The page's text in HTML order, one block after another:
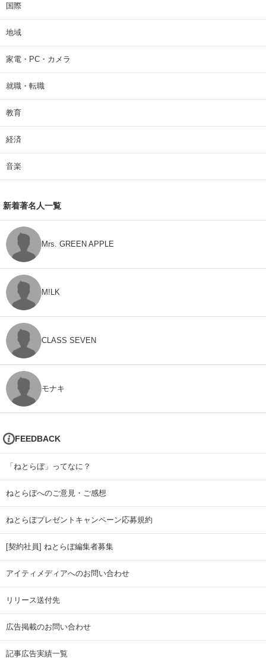
国際
地域
家電・PC・カメラ
就職・転職
教育
経済
音楽
新着著名人一覧
Mrs. GREEN APPLE
M!LK
CLASS SEVEN
モナキ
FEEDBACK
「ねとらぼ」ってなに？
ねとらぼへのご意見・ご感想
ねとらぼプレゼントキャンペーン応募規約
[契約社員] ねとらぼ編集者募集
アイティメディアへのお問い合わせ
リリース送付先
広告掲載のお問い合わせ
記事広告実績一覧